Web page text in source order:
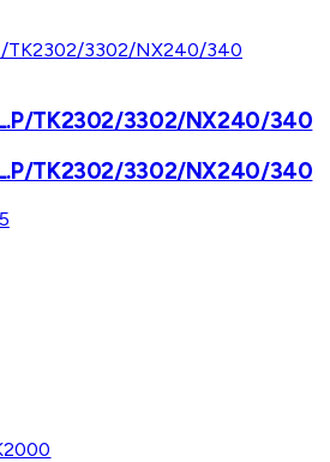
TK2302/3302/NX240/340
TK2302/3302/NX240/340